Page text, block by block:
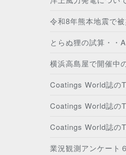
令和8年熊本地震で
とらぬ狸の試算・・
横浜高島屋で開催中
Coatings World誌
Coatings World誌
Coatings World誌の
業況観測アンケート